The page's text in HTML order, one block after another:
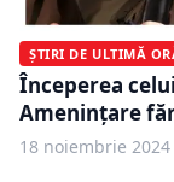
ȘTIRI DE ULTIMĂ
Începerea
Amenințare
18 noiembrie 2024